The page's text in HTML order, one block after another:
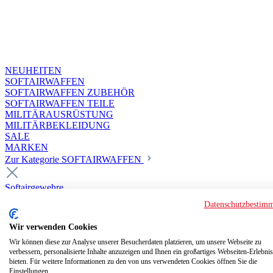
NEUHEITEN
SOFTAIRWAFFEN
SOFTAIRWAFFEN ZUBEHÖR
SOFTAIRWAFFEN TEILE
MILITÄRAUSRÜSTUNG
MILITÄRBEKLEIDUNG
SALE
MARKEN
Zur Kategorie SOFTAIRWAFFEN
Softairgewehre
Deluxe Custom Guns ab 18
Softair elektrisch ab 18
Softair elektrisch ab 14
Softair gasbetrieben ab 18
Softair HPA Luftdruck ab 18
Historische Softairwaffen
Wir verwenden Cookies
Wir können diese zur Analyse unserer Besucherdaten platzieren, um unsere Webseite zu
verbessern, personalisierte Inhalte anzuzeigen und Ihnen ein großartiges Webseiten-
bieten. Für weitere Informationen zu den von uns verwendeten Cookies öffnen Sie die
Einstellungen.